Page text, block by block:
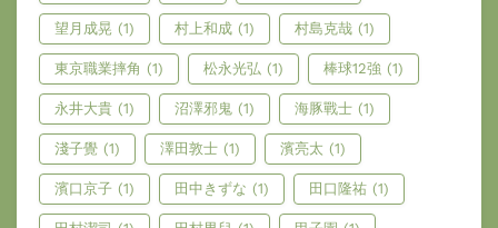
望月成晃 (1) 村上和成 (1) 村島克哉 (1)
東京職業摔角 (1) 松永光弘 (1) 棒球12強 (1)
永井大貴 (1) 沼澤邪鬼 (1) 海豚戰士 (1)
淺子覺 (1) 澤田敦士 (1) 濱亮太 (1)
濱口京子 (1) 田中きずな (1) 田口隆祐 (1)